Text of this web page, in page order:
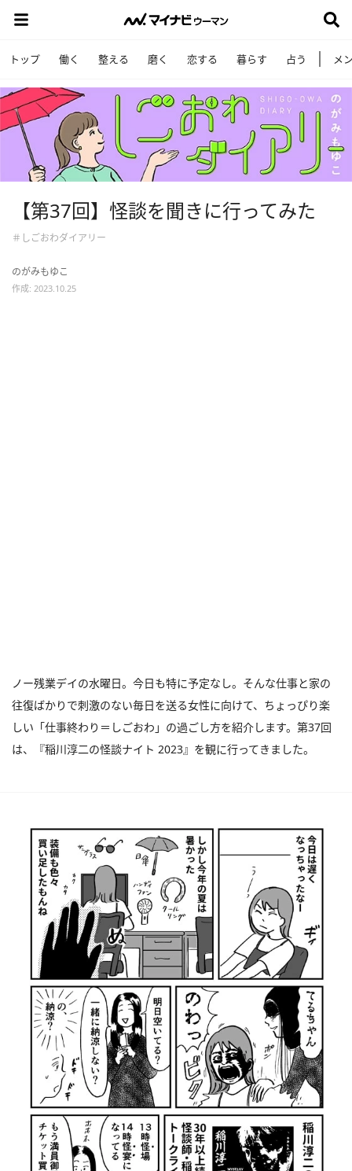
トップ 働く 整える 磨く 恋する 暮らす 占う メ
【第37回】怪談を聞きに行ってみた
＃しごおわダイアリー
のがみもゆこ
作成: 2023.10.25
ノー残業デイの水曜日。今日も特に予定なし。そんな仕事と家の
往復ばかりで刺激のない毎日を送る女性に向けて、ちょっぴり楽
しい「仕事終わり＝しごおわ」の過ごし方を紹介します。第37回
は、『稲川淳二の怪談ナイト 2023』を観に行ってきました。